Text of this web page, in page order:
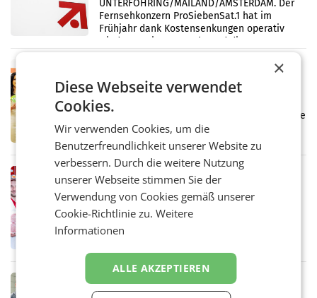
UNTERFÖHRING/MAILAND/AMSTERDAM. Der
Fernsehkonzern ProSiebenSat.1 hat im
Frühjahr dank Kostensenkungen operativ
wieder Gewinn gemacht und die
Markterwartung deutlich übertroffen.
Eine Bühne für Zirkularität: ARA und
Kreislauffähigkeit
Über den gesamten August hinweg rücken die
Altstoff Recycling Austria AG (ARA) und der
Handelskonzern Müller die Initiative
„Kreislauf-Helden“ in allen österreichischen
Müller-Filialen
Penny modernisiert zwei Filialen in
Ober- und Niederösterreich
WIENER NEUDORF. – Im Rahmen einer
laufenden Modernisierungsoffensive
Oberösterreich. Die beiden Standorte liegen
in Haag sowie im rund
×
Diese Webseite verwendet
Cookies.
Wir verwenden Cookies, um die
Benutzerfreundlichkeit unserer Website zu
verbessern. Durch die weitere Nutzung
unserer Webseite stimmen Sie der
Verwendung von Cookies gemäß unserer
Cookie-Richtlinie zu.Weitere
Informationen
ALLE AKZEPTIEREN